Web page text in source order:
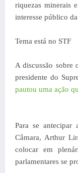
riquezas minerais
interesse público
Tema está no STF
A discussão sobre
presidente do
pautou uma ação
Para se antecipar
Câmara, Arthur
colocar em
parlamentares se